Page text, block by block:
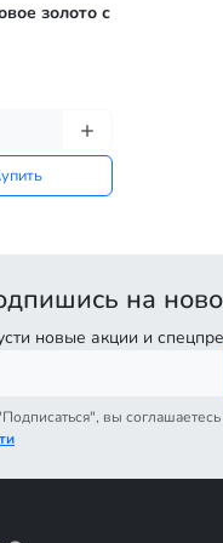
золото с
на
новые акции и
вы